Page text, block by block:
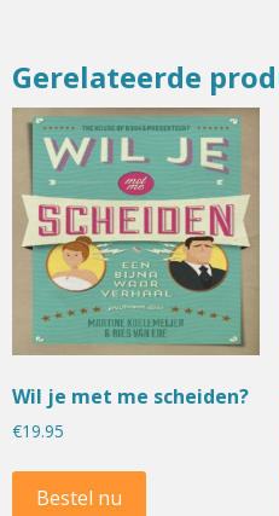
Gerelateerde
Wil je met me scheiden?
€19.95
Bestel nu